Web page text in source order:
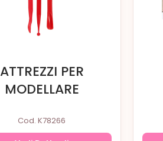
ATTREZZI PER
MODELLARE
Cod. K78266